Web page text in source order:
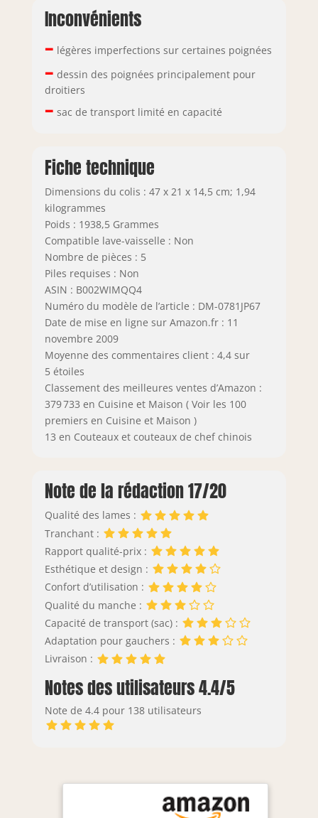
Inconvénients
– légères imperfections sur certaines poignées
– dessin des poignées principalement pour
droitiers
– sac de transport limité en capacité
Fiche technique
Dimensions du colis : 47 x 21 x 14,5 cm; 1,94
kilogrammes
Poids : 1938,5 Grammes
Compatible lave-vaisselle : Non
Nombre de pièces : 5
Piles requises : Non
ASIN : B002WIMQQ4
Numéro du modèle de l’article : DM-0781JP67
Date de mise en ligne sur Amazon.fr : 11
novembre 2009
Moyenne des commentaires client : 4,4 sur
5 étoiles
Classement des meilleures ventes d’Amazon :
379 733 en Cuisine et Maison ( Voir les 100
premiers en Cuisine et Maison )
13 en Couteaux et couteaux de chef chinois
Note de la rédaction 17/20
Qualité des lames :
Tranchant :
Rapport qualité-prix :
Esthétique et design :
Confort d’utilisation :
Qualité du manche :
Capacité de transport (sac) :
Adaptation pour gauchers :
Livraison :
Notes des utilisateurs 4.4/5
Note de 4.4 pour 138 utilisateurs